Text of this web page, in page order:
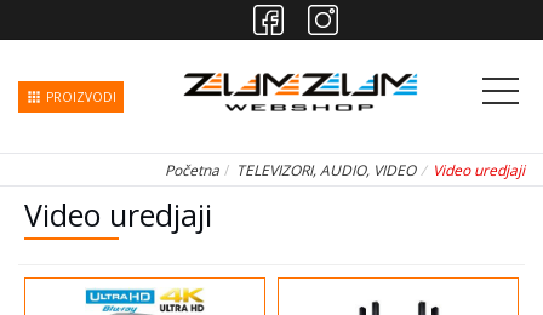
apps PROIZVODI
Početna TELEVIZORI, AUDIO, VIDEO Video uredjaji
Video uredjaji